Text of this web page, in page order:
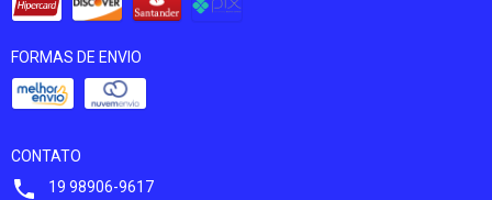
FORMAS DE ENVIO
CONTATO
19 98906-9617